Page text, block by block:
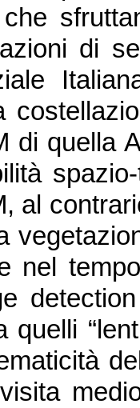
di
di quella
al
nel
quelli